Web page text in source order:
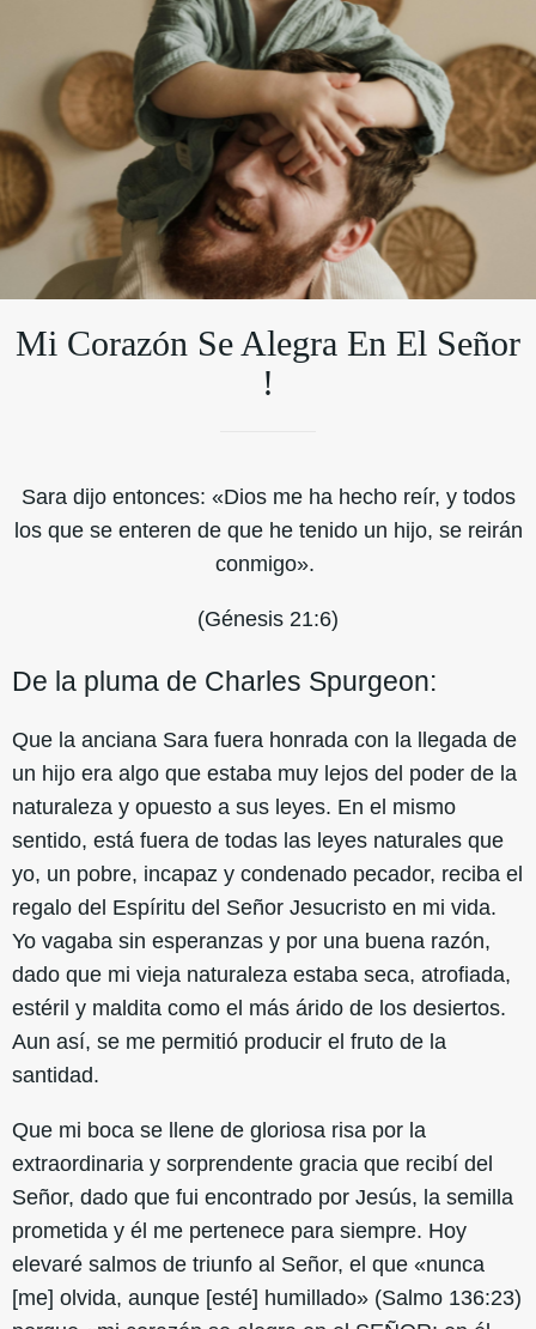
Mi Corazón Se Alegra En El Señor
!
Sara dijo entonces: «Dios me ha hecho reír, y todos
los que se enteren de que he tenido un hijo, se reirán
conmigo».
(Génesis 21:6)
De la pluma de Charles Spurgeon:
Que la anciana Sara fuera honrada con la llegada de
un hijo era algo que estaba muy lejos del poder de la
naturaleza y opuesto a sus leyes. En el mismo
sentido, está fuera de todas las leyes naturales que
yo, un pobre, incapaz y condenado pecador, reciba el
regalo del Espíritu del Señor Jesucristo en mi vida.
Yo vagaba sin esperanzas y por una buena razón,
dado que mi vieja naturaleza estaba seca, atrofiada,
estéril y maldita como el más árido de los desiertos.
Aun así, se me permitió producir el fruto de la
santidad.
Que mi boca se llene de gloriosa risa por la
extraordinaria y sorprendente gracia que recibí del
Señor, dado que fui encontrado por Jesús, la semilla
prometida y él me pertenece para siempre. Hoy
elevaré salmos de triunfo al Señor, el que «nunca
[me] olvida, aunque [esté] humillado» (Salmo 136:23)